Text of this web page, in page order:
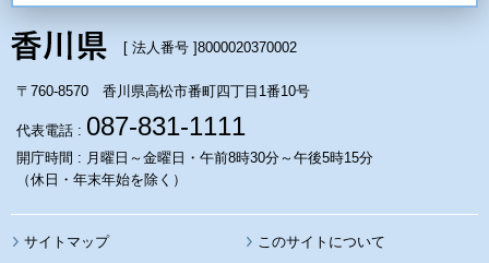
[ 法人番号 ]8000020370002
〒760-8570 香川県高松市番町四丁目1番10号
代表電話 : 087-831-1111
開庁時間 : 月曜日～金曜日・午前8時30分～午後5時15分
（休日・年末年始を除く）
サイトマップ このサイトについて